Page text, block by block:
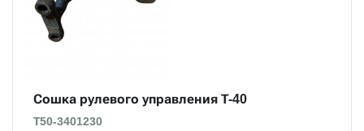
Сошка рулевого управления Т-40
Т50-3401230